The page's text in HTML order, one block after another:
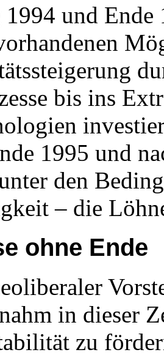
und
bis ins
1995 und
den
– die
ohne Ende
in dieser
zu